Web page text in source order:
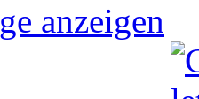
anzeigen